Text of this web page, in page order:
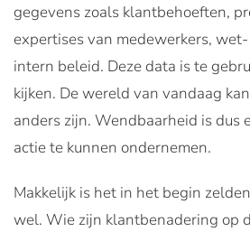
gegevens zoals klantbehoeften,
expertises van medewerkers,
intern beleid. Deze data is te
kijken. De wereld van vandaag
anders zijn. Wendbaarheid is dus
actie te kunnen ondernemen.
Makkelijk is het in het begin
wel. Wie zijn klantbenadering op